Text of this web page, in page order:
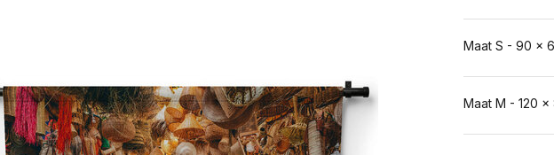
Maat S - 90 x
Maat M - 120 x